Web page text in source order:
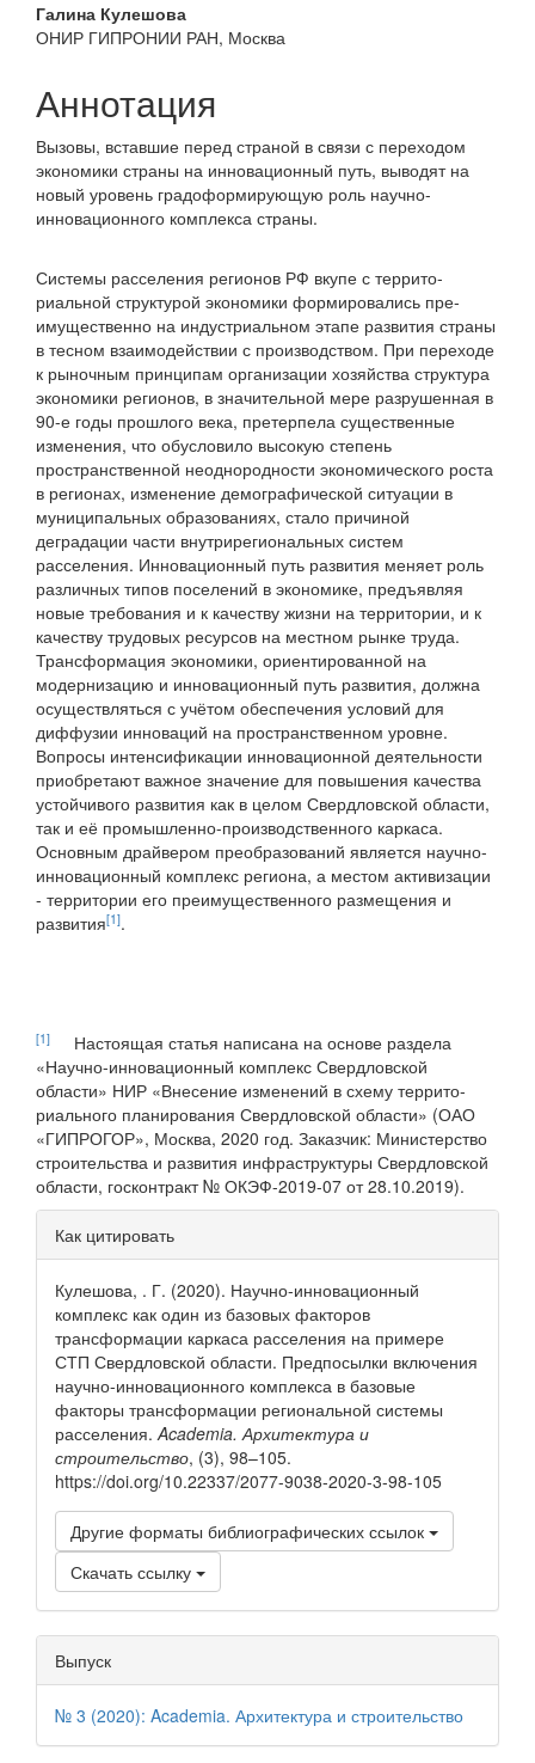
Основное
содержимое
статьи
Галина Кулешова
ОНИР ГИПРОНИИ РАН, Москва
Аннотация
Вызовы, вставшие перед страной в связи с переходом
экономики страны на инновационный путь, выводят на
новый уровень градоформирующую роль научно-
инновационного комплекса страны.
Системы расселения регионов РФ вкупе с террито­
риальной структурой экономики формировались пре­
имущественно на индустриальном этапе развития страны
в тесном взаимодействии с производством. При переходе
к рыночным принципам организации хозяйства структура
экономики регионов, в значительной мере разрушенная в
90-е годы прошлого века, претерпела существенные
измене­ния, что обусловило высокую степень
пространственной не­однородности экономического роста
в регионах, изменение демографической ситуации в
муниципальных образованиях, стало причиной
деградации части внутрирегиональных систем
расселения. Инновационный путь развития меняет роль
различных типов поселений в экономике, предъяв­ляя
новые требования и к качеству жизни на территории, и к
качеству трудовых ресурсов на местном рынке труда.
Трансформация экономики, ориентированной на
модерниза­цию и инновационный путь развития, должна
осуществлять­ся с учётом обеспечения условий для
диффузии инноваций на пространственном уровне.
Вопросы интенсификации инновационной деятельности
приобретают важное значение для повышения качества
устойчивого развития как в целом Свердловской области,
так и её промышленно-производ­ственного каркаса.
Основным драйвером преобразований является научно-
инновационный комплекс региона, а местом активизации
- территории его преимущественного размещения и
развития[1].
[1]
Настоящая статья написана на основе раздела
«Научно-инновационный комплекс Свердловской
области» НИР «Внесение изменений в схему террито­
риального планирования Свердловской области» (ОАО
«ГИПРОГОР», Москва, 2020 год. Заказчик: Министерство
строительства и развития инфраструктуры Свердловской
области, госконтракт № ОКЭФ-2019-07 от 28.10.2019).
Информация
о статье
Как цитировать
Кулешова, . Г. (2020). Научно-инновационный
комплекс как один из базовых факторов
трансформации каркаса расселения на примере
СТП Свердловской области. Предпосылки включения
научно-инновационного комплекса в базовые
факторы трансформации региональной системы
расселения.Academia. Архитектура и
строительство, (3), 98–105.
https://doi.org/10.22337/2077-9038-2020-3-98-105
Другие форматы библиографических ссылок
Скачать ссылку
Выпуск
№ 3 (2020): Academia. Архитектура и строительство